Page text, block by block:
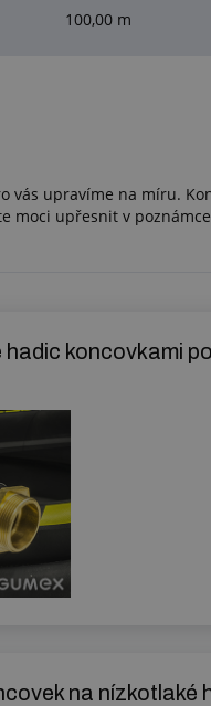
100,00 m
vás upravíme na míru.
moci upřesnit v
hadic koncovkami
na nízkotlaké